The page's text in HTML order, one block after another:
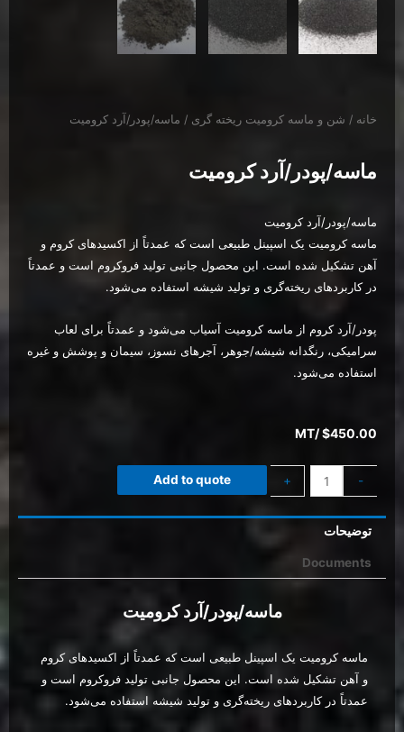
خانه / شن و ماسه کرومیت ریخته گری / ماسه/پودر/آرد کرومیت
ماسه/پودر/آرد کرومیت
ماسه/پودر/آرد کرومیت
ماسه کرومیت یک اسپینل طبیعی است که عمدتاً از اکسیدهای کروم و
آهن تشکیل شده است. این محصول جانبی تولید فروکروم است و عمدتاً
در کاربردهای ریخته‌گری و تولید شیشه استفاده می‌شود.
پودر/آرد کروم از ماسه کرومیت آسیاب می‌شود و عمدتاً برای لعاب
سرامیکی، رنگدانه شیشه/جوهر، آجرهای نسوز، سیمان و پوشش و غیره
استفاده می‌شود.
$450.00
/MT
-
+
Add to quote
توضیحات
Documents
ماسه/پودر/آرد کرومیت
ماسه کرومیت یک اسپینل طبیعی است که عمدتاً از اکسیدهای کروم
و آهن تشکیل شده است. این محصول جانبی تولید فروکروم است و
عمدتاً در کاربردهای ریخته‌گری و تولید شیشه استفاده می‌شود.